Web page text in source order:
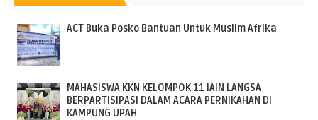
ACT Buka Posko Bantuan Untuk Muslim Afrika
MAHASISWA KKN KELOMPOK 11 IAIN LANGSA
BERPARTISIPASI DALAM ACARA PERNIKAHAN DI
KAMPUNG UPAH